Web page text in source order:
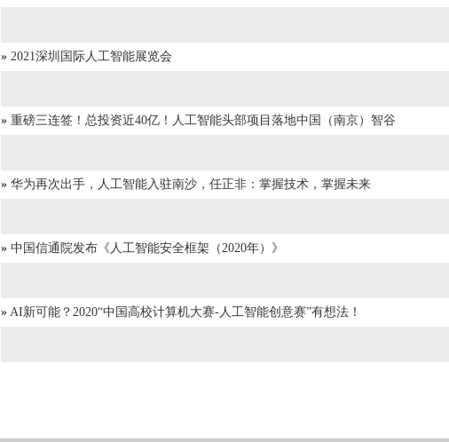
» 2021深圳国际人工智能展览会
» 重磅三连签！总投资近40亿！人工智能头部项目落地中国（南京）智谷
» 华为再次出手，人工智能入驻南沙，任正非：掌握技术，掌握未来
» 中国信通院发布《人工智能安全框架（2020年）》
» AI新可能？2020“中国高校计算机大赛-人工智能创意赛”有想法！